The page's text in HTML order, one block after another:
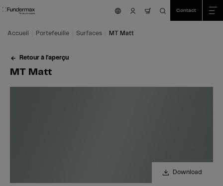
Aller au contenu principal
Aller au sommaire
Aller au menu principal
nav.cart.item.count
Contact
Accueil Portefeuille Surfaces MT Matt
Retour à l'aperçu
MT Matt
Download